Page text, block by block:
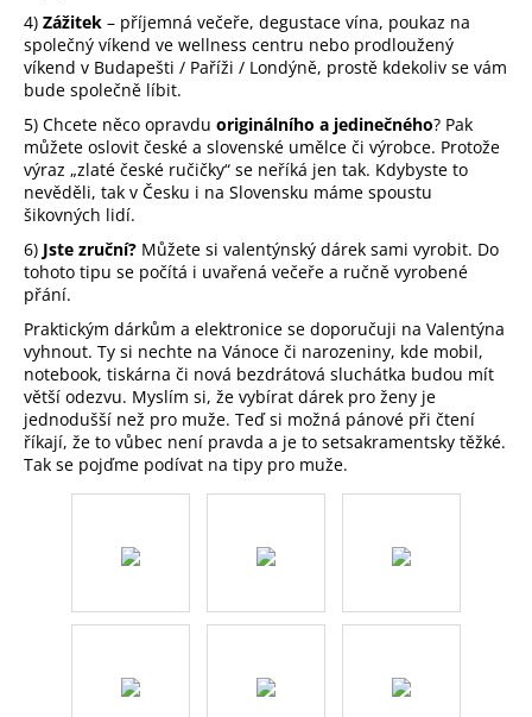
4) Zážitek – příjemná večeře, degustace vína, poukaz na
společný víkend ve wellness centru nebo prodloužený
víkend v Budapešti / Paříži / Londýně, prostě kdekoliv se vám
bude společně líbit.
5) Chcete něco opravdu originálního a jedinečného? Pak
můžete oslovit české a slovenské umělce či výrobce. Protože
výraz „zlaté české ručičky“ se neříká jen tak. Kdybyste to
nevěděli, tak v Česku i na Slovensku máme spoustu
šikovných lidí.
6) Jste zruční? Můžete si valentýnský dárek sami vyrobit. Do
tohoto tipu se počítá i uvařená večeře a ručně vyrobené
přání.
Praktickým dárkům a elektronice se doporučuji na Valentýna
vyhnout. Ty si nechte na Vánoce či narozeniny, kde mobil,
notebook, tiskárna či nová bezdrátová sluchátka budou mít
větší odezvu. Myslím si, že vybírat dárek pro ženy je
jednodušší než pro muže. Teď si možná pánové při čtení
říkají, že to vůbec není pravda a je to setsakramentsky těžké.
Tak se pojďme podívat na tipy pro muže.
HLEDAT
D
o
p
o
r
u
č
u
j
e
m
e
PRACÍ
PAPÍRKY